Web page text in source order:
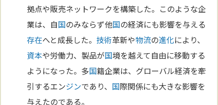
拠点や販売ネットワークを構築した。このような企
業は、自国のみならず他国の経済にも影響を与える
存在へと成長した。技術革新や物流の進化により、
資本や労働力、製品が国境を越えて自由に移動する
ようになった。多国籍企業は、グローバル経済を牽
引するエンジンであり、 国際関係にも大きな影響を
与えたのである。